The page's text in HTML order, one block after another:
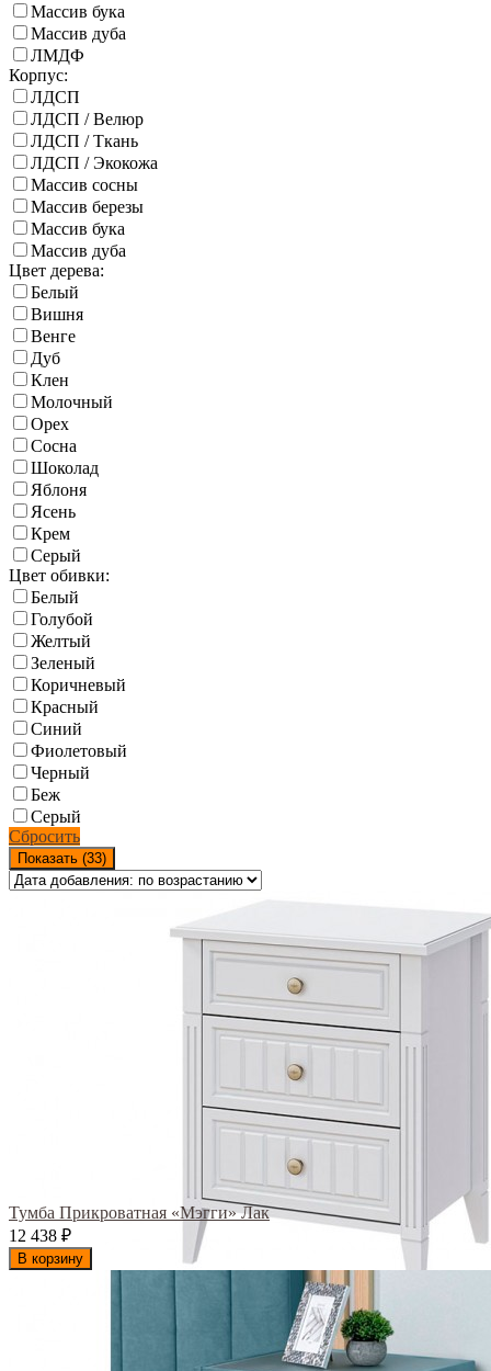
Массив бука
Массив дуба
ЛМДФ
Корпус:
ЛДСП
ЛДСП / Велюр
ЛДСП / Ткань
ЛДСП / Экокожа
Массив сосны
Массив березы
Массив бука
Массив дуба
Цвет дерева:
Белый
Вишня
Венге
Дуб
Клен
Молочный
Орех
Сосна
Шоколад
Яблоня
Ясень
Крем
Серый
Цвет обивки:
Белый
Голубой
Желтый
Зеленый
Коричневый
Красный
Синий
Фиолетовый
Черный
Беж
Серый
Сбросить
Показать (33)
Тумба Прикроватная «Мэгги» Лак
12 438 ₽
В корзину